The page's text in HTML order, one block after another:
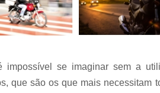
impossível se imaginar sem a
que são os que mais necessitam